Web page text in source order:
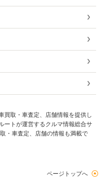
取・車査定、店舗情報を提供し
ートが運営するクルマ情報総合サ
・車査定、店舗の情報も満載で
ページトップへ